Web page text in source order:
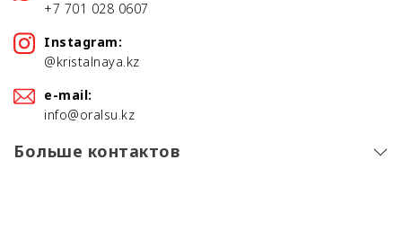
+7 701 028 0607
Instagram:
@kristalnaya.kz
e-mail:
info@oralsu.kz